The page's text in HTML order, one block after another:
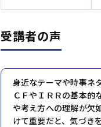
受講者の声
身近なテーマや時事ネ
ＣＦやＩＲＲの基本的
や考え方への理解が欠
けて重要だと、気づき